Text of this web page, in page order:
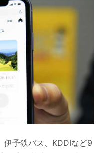
伊予鉄バス、KDDIなど9